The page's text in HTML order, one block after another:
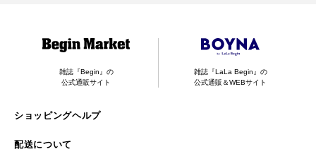
雑誌『Begin』の
公式通販サイト
雑誌『LaLa Begin』の
公式通販＆WEBサイト
ショッピングヘルプ
配送について